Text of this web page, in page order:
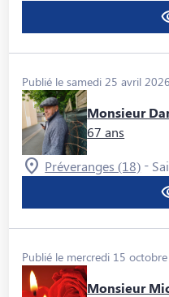
Publié le samedi 25 avril 2026
Monsieur
67 ans
Préveranges (18) -
Publié le mercredi 15
Monsieur